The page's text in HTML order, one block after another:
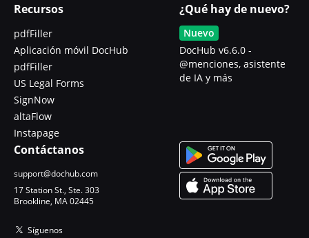
Recursos
pdfFiller
Aplicación móvil DocHub
pdfFiller
US Legal Forms
SignNow
altaFlow
Instapage
¿Qué hay de nuevo?
Nuevo
DocHub v6.6.0 -
@menciones, asistente
de IA y más
Contáctanos
support@dochub.com
17 Station St., Ste. 303
Brookline, MA 02445
Síguenos